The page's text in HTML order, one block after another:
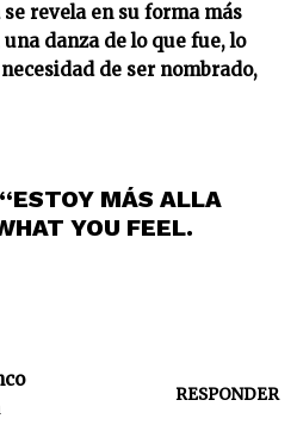
revela en su forma más
danza de lo que fue, lo
de ser nombrado,
MÁS ALLA
YOU FEEL.
RESPONDER